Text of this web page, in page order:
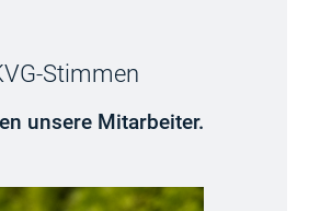
Stimmen
unsere Mitarbeiter.